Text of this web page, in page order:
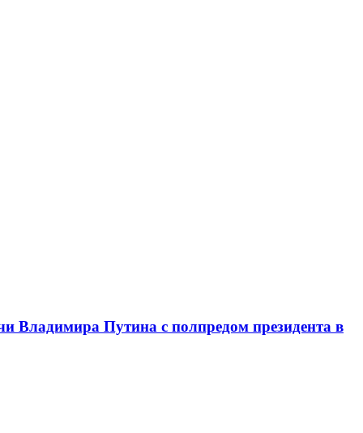
Владимира Путина с полпредом президента в